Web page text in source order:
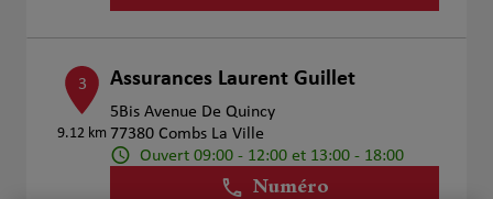
3
9.12 km
Assurances Laurent Guillet
5Bis Avenue De Quincy
77380 Combs La Ville
Ouvert 09:00 - 12:00 et 13:00 - 18:00
Numéro